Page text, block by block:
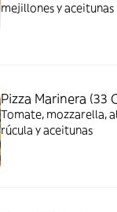
mejillones y aceitunas
Pizza Marinera (33
Tomate, mozzarella,
rúcula y aceitunas